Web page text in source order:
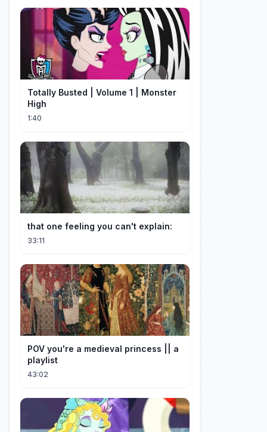
Totally Busted | Volume 1 | Monster
High
1:40
that one feeling you can't explain:
33:11
POV you're a medieval princess || a
playlist
43:02